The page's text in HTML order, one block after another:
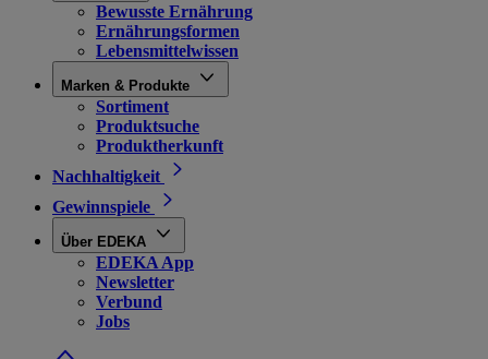
Bewusste Ernährung
Ernährungsformen
Lebensmittelwissen
Marken & Produkte
Sortiment
Produktsuche
Produktherkunft
Nachhaltigkeit
Gewinnspiele
Über EDEKA
EDEKA App
Newsletter
Verbund
Jobs